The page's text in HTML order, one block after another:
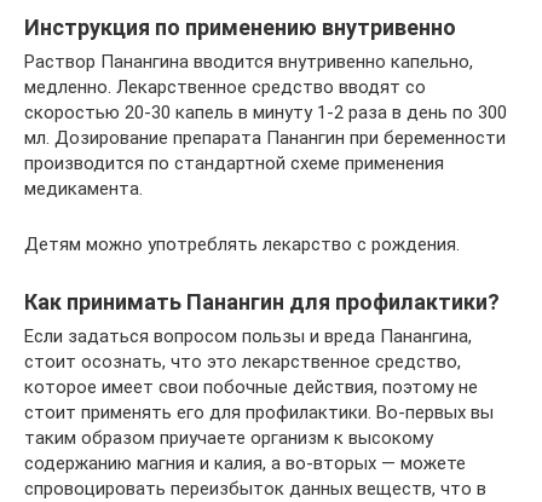
Инструкция по применению внутривенно
Раствор Панангина вводится внутривенно капельно,
медленно. Лекарственное средство вводят со
скоростью 20-30 капель в минуту 1-2 раза в день по 300
мл. Дозирование препарата Панангин при беременности
производится по стандартной схеме применения
медикамента.
Детям можно употреблять лекарство с рождения.
Как принимать Панангин для профилактики?
Если задаться вопросом пользы и вреда Панангина,
стоит осознать, что это лекарственное средство,
которое имеет свои побочные действия, поэтому не
стоит применять его для профилактики. Во-первых вы
таким образом приучаете организм к высокому
содержанию магния и калия, а во-вторых — можете
спровоцировать переизбыток данных веществ, что в